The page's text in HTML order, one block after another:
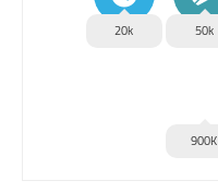
50k
20k
900K